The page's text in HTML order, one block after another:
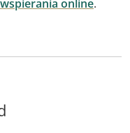
online.